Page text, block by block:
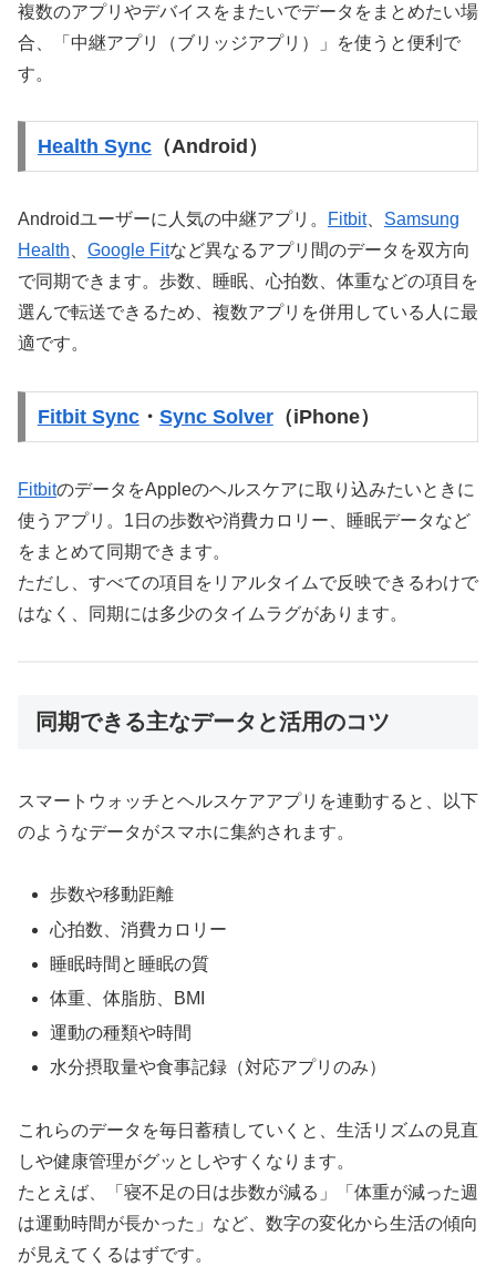
複数のアプリやデバイスをまたいでデータをまとめたい場
合、「中継アプリ（ブリッジアプリ）」を使うと便利で
す。
Health Sync（Android）
Androidユーザーに人気の中継アプリ。 Fitbit、 Samsung
Health
Google Fitなど異なるアプリ間のデータを双方向
で同期できます。歩数、睡眠、心拍数、体重などの項目を
選んで転送できるため、複数アプリを併用している人に最
適です。
Fitbit Sync・ Sync Solver（iPhone）
FitbitのデータをAppleのヘルスケアに取り込みたいときに
使うアプリ。1日の歩数や消費カロリー、睡眠データなど
をまとめて同期できます。
ただし、すべての項目をリアルタイムで反映できるわけで
はなく、同期には多少のタイムラグがあります。
同期できる主なデータと活用のコツ
スマートウォッチとヘルスケアアプリを連動すると、以下
のようなデータがスマホに集約されます。
歩数や移動距離
心拍数、消費カロリー
睡眠時間と睡眠の質
体重、体脂肪、BMI
運動の種類や時間
水分摂取量や食事記録（対応アプリのみ）
これらのデータを毎日蓄積していくと、生活リズムの見直
しや健康管理がグッとしやすくなります。
たとえば、「寝不足の日は歩数が減る」「体重が減った週
は運動時間が長かった」など、数字の変化から生活の傾向
が見えてくるはずです。